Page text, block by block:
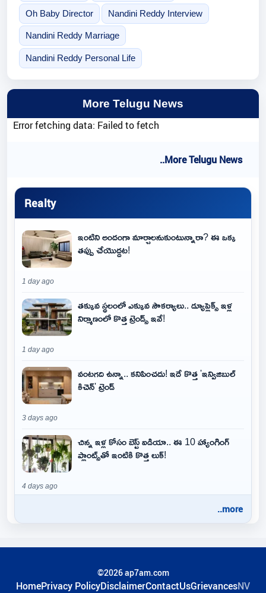
Oh Baby Director Nandini Reddy Interview
Nandini Reddy Marriage
Nandini Reddy Personal Life
More Telugu News
Error fetching data: Failed to fetch
..More Telugu News
Realty
ఇంటిని అందంగా మార్చాలనుకుంటున్నారా? ఈ ఒక్క
తప్పు చేయొద్దట!
1 day ago
తక్కువ స్థలంలో ఎక్కువ సౌకర్యాలు.. డ్యూప్లెక్స్ ఇళ్ల
నిర్మాణంలో కొత్త ట్రెండ్స్ ఇవే!
1 day ago
వంటగది ఉన్నా.. కనిపించదు! ఇదే కొత్త 'ఇన్విజిబుల్
కిచెన్' ట్రెండ్
3 days ago
చిన్న ఇళ్ల కోసం బెస్ట్ ఐడియా.. ఈ 10 హ్యాంగింగ్
ప్లాంట్స్‌తో ఇంటికి కొత్త లుక్!
4 days ago
..more
©2026 ap7am.com
HomePrivacy PolicyDisclaimerContactUsGrievancesNV